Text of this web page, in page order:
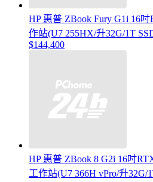
HP 惠普 ZBook Fury G1i 16
作站(U7 255HX/升32G/1T
$144,400
HP 惠普 ZBook 8 G2i 16吋
工作站(U7 366H vPro/升32G/